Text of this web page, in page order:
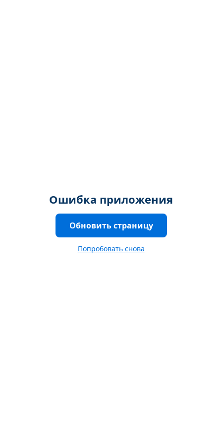
Ошибка приложения
Обновить страницу
Попробовать снова